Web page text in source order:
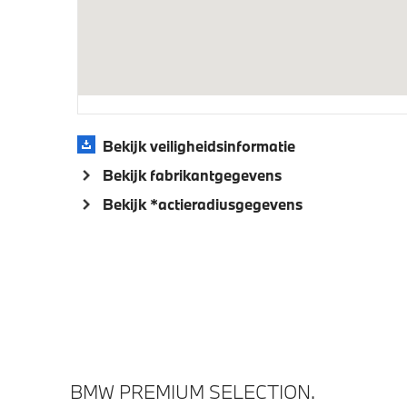
Bekijk veiligheidsinformatie
Bekijk fabrikantgegevens
Bekijk *actieradiusgegevens
BMW PREMIUM SELECTION.